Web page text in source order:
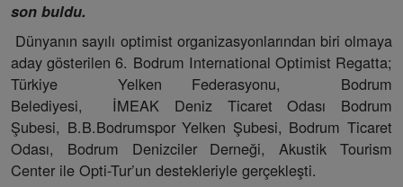
son buldu.
Dünyanın sayılı optimist organizasyonlarından biri olmaya
aday gösterilen 6. Bodrum International Optimist Regatta;
Türkiye Yelken Federasyonu, Bodrum
Belediyesi, İMEAK Deniz Ticaret Odası Bodrum
Şubesi, B.B.Bodrumspor Yelken Şubesi, Bodrum Ticaret
Odası, Bodrum Denizciler Derneği, Akustik Tourism
Center ile Opti-Tur’un destekleriyle gerçekleşti.